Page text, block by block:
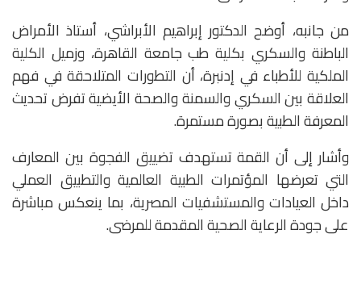
من جانبه، أوضح الدكتور إبراهيم الأبراشي، أستاذ الأمراض
الباطنة والسكري بكلية طب جامعة القاهرة، وزميل الكلية
الملكية للأطباء في إدنبرة، أن التطورات المتلاحقة في فهم
العلاقة بين السكري والسمنة والصحة الأيضية تفرض تحديث
المعرفة الطبية بصورة مستمرة.
وأشار إلى أن القمة تستهدف تضييق الفجوة بين المعارف
التي تعرضها المؤتمرات الطبية العالمية والتطبيق العملي
داخل العيادات والمستشفيات المصرية، بما ينعكس مباشرة
على جودة الرعاية الصحية المقدمة للمرضى.